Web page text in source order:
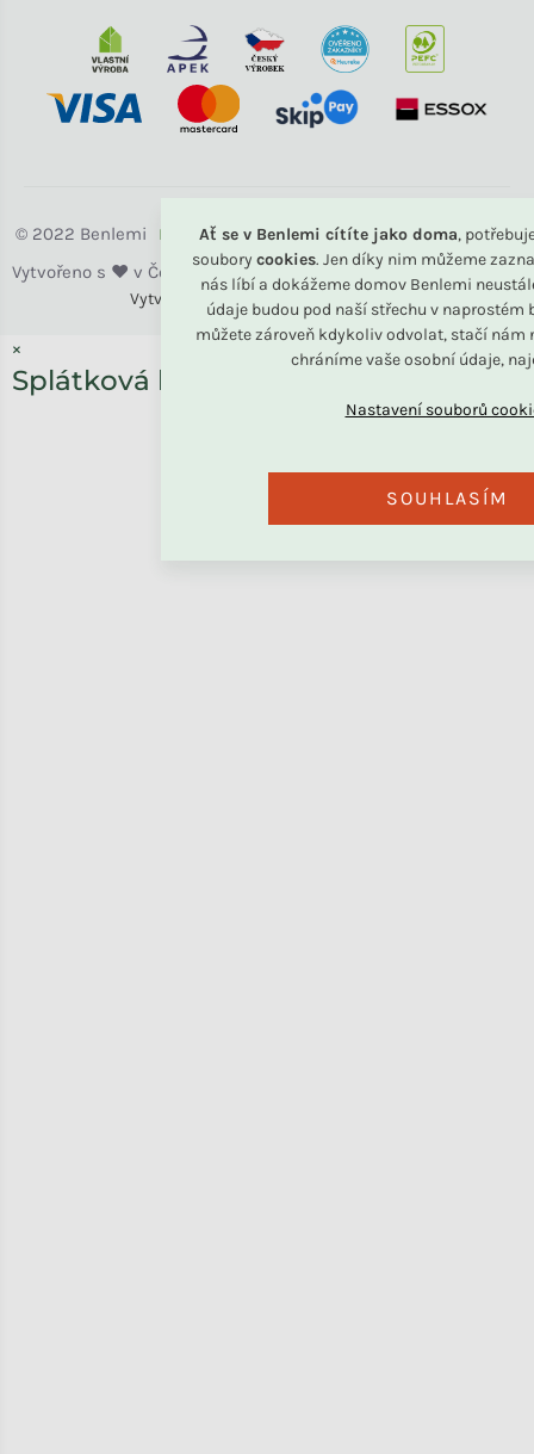
Ať se v Benlemi cítíte jako doma,
soubory cookies. Jen díky nim můžeme
nás líbí a dokážeme domov Benlemi
údaje budou pod naší střechu v naprostém
můžete zároveň kdykoliv odvolat, stačí nám
chráníme vaše osobní údaje,
SOUHLASÍM
Vytvořili Benlemi & Shoptet
Benlemi
×
Splátková kalkulačka ESSOX